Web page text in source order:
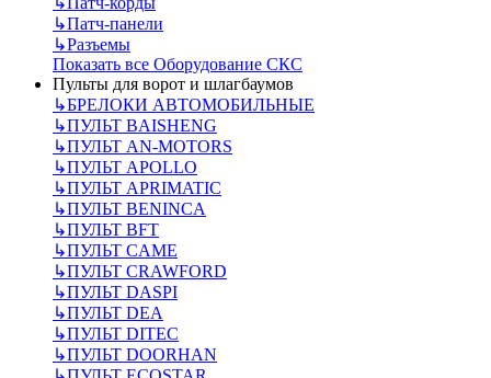
↳Патч-панели
↳Разъемы
Показать все Оборудование СКС
Пульты для ворот и шлагбаумов
↳БРЕЛОКИ АВТОМОБИЛЬНЫЕ
↳ПУЛЬТ BAISHENG
↳ПУЛЬТ AN-MOTORS
↳ПУЛЬТ APOLLO
↳ПУЛЬТ APRIMATIC
↳ПУЛЬТ BENINCA
↳ПУЛЬТ BFT
↳ПУЛЬТ CAME
↳ПУЛЬТ CRAWFORD
↳ПУЛЬТ DASPI
↳ПУЛЬТ DEA
↳ПУЛЬТ DITEC
↳ПУЛЬТ DOORHAN